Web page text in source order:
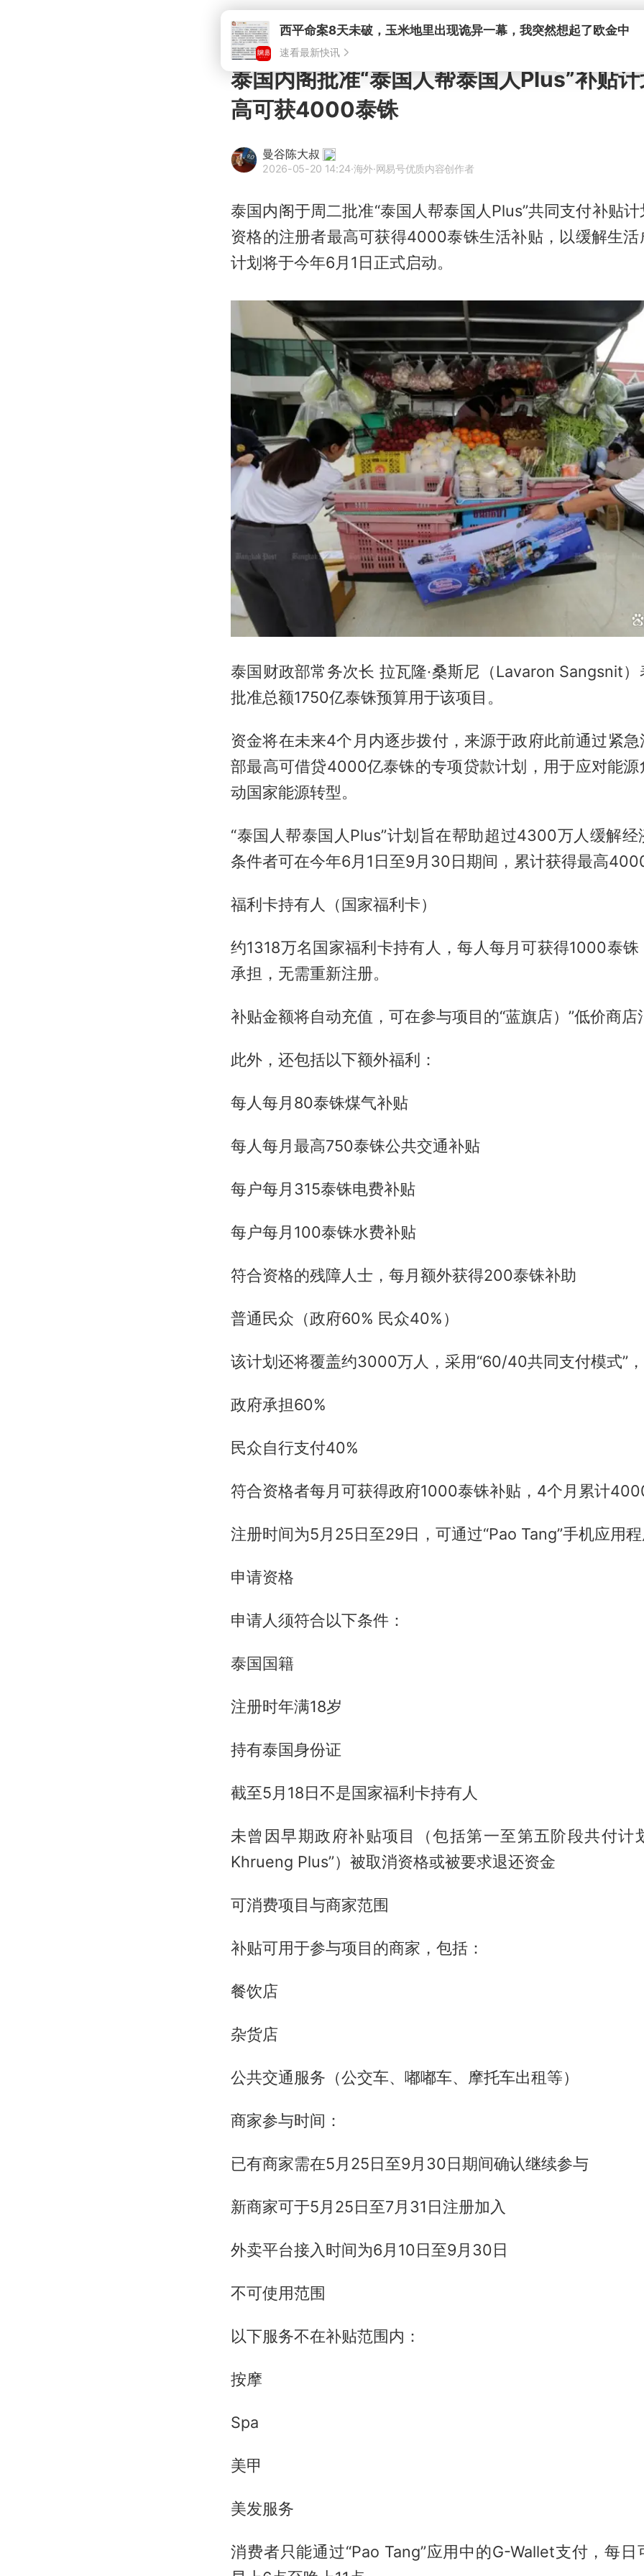
西平命案8天未破，玉米地里出现诡异一幕，我突然想起了欧金中
速看最新快讯
泰国内阁批准“泰国人帮泰国人Plus”补贴
高可获4000泰铢
曼谷陈大叔
2026-05-20 14:24·海外·网易号优质内容创作者
泰国内阁于周二批准“泰国人帮泰国人Plus”共同支付补贴
资格的注册者最高可获得4000泰铢生活补贴，以缓解生活
计划将于今年6月1日正式启动。
泰国财政部常务次长 拉瓦隆·桑斯尼（Lavaron Sangsnit
批准总额1750亿泰铢预算用于该项目。
资金将在未来4个月内逐步拨付，来源于政府此前通过紧
部最高可借贷4000亿泰铢的专项贷款计划，用于应对能源
动国家能源转型。
“泰国人帮泰国人Plus”计划旨在帮助超过4300万人缓解
条件者可在今年6月1日至9月30日期间，累计获得最高
福利卡持有人（国家福利卡）
约1318万名国家福利卡持有人，每人每月可获得1000泰
承担，无需重新注册。
补贴金额将自动充值，可在参与项目的“蓝旗店）”低价商店
此外，还包括以下额外福利：
每人每月80泰铢煤气补贴
每人每月最高750泰铢公共交通补贴
每户每月315泰铢电费补贴
每户每月100泰铢水费补贴
符合资格的残障人士，每月额外获得200泰铢补助
普通民众（政府60% 民众40%）
该计划还将覆盖约3000万人，采用“60/40共同支付模式”
政府承担60%
民众自行支付40%
符合资格者每月可获得政府1000泰铢补贴，4个月累计
注册时间为5月25日至29日，可通过“Pao Tang”手机应用
申请资格
申请人须符合以下条件：
泰国国籍
注册时年满18岁
持有泰国身份证
截至5月18日不是国家福利卡持有人
未曾因早期政府补贴项目（包括第一至第五阶段共付计
Khrueng Plus”）被取消资格或被要求退还资金
可消费项目与商家范围
补贴可用于参与项目的商家，包括：
餐饮店
杂货店
公共交通服务（公交车、嘟嘟车、摩托车出租等）
商家参与时间：
已有商家需在5月25日至9月30日期间确认继续参与
新商家可于5月25日至7月31日注册加入
外卖平台接入时间为6月10日至9月30日
不可使用范围
以下服务不在补贴范围内：
按摩
Spa
美甲
美发服务
消费者只能通过“Pao Tang”应用中的G-Wallet支付，每